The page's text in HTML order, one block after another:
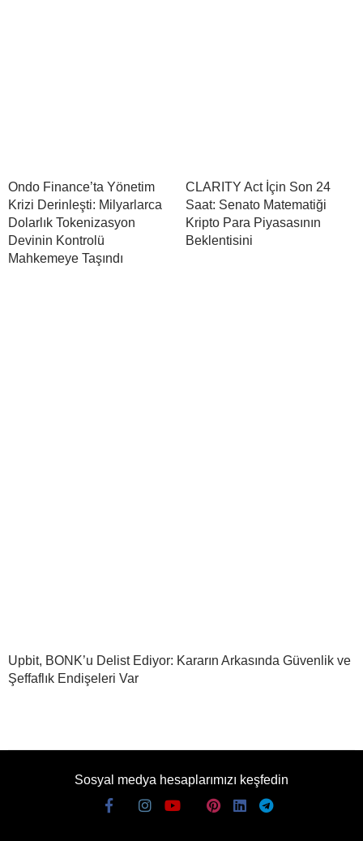
Ondo Finance’ta Yönetim
Krizi Derinleşti: Milyarlarca
Dolarlık Tokenizasyon
Devinin Kontrolü
Mahkemeye Taşındı
CLARITY Act İçin Son 24
Saat: Senato Matematiği
Kripto Para Piyasasının
Beklentisini
Upbit, BONK’u Delist Ediyor: Kararın Arkasında Güvenlik ve
Şeffaflık Endişeleri Var
Sosyal medya hesaplarımızı keşfedin